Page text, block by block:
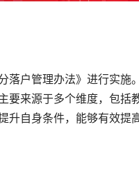
落户管理办法》进行实施
要来源于多个维度，包
自身条件，能够有效提